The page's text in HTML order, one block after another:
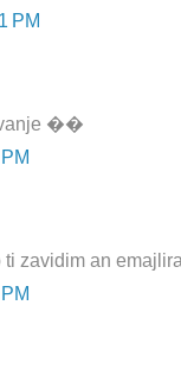
PM
��
zavidim an